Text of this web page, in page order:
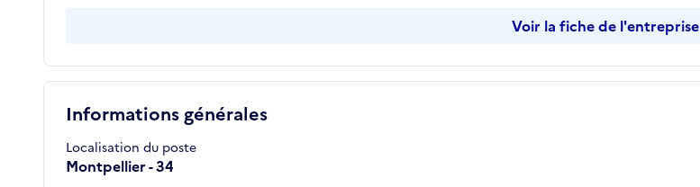
Informations générales
Localisation du poste
Montpellier - 34
Voir la fiche de l'entreprise